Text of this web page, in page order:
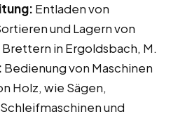
Entladen von
und Lagern von
in Ergoldsbach, M.
Bedienung von Maschinen
Holz, wie Sägen,
und